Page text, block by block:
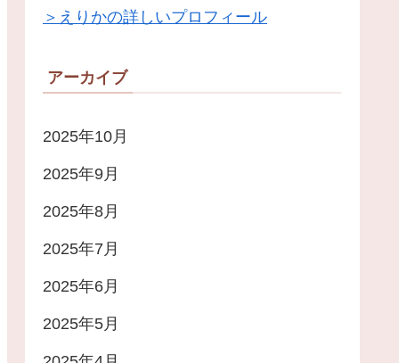
＞えりかの詳しいプロフィール
アーカイブ
2025年10月
2025年9月
2025年8月
2025年7月
2025年6月
2025年5月